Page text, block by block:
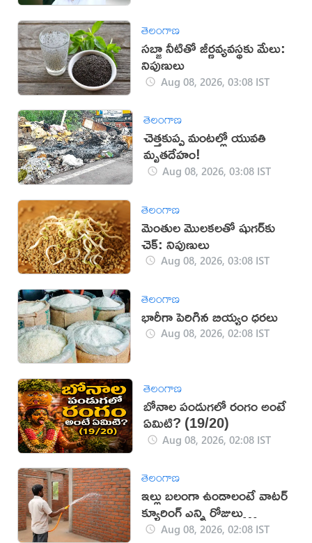
తెలంగాణ
సబ్జా నీటితో జీర్ణవ్యవస్థకు మేలు:
నిపుణులు
Aug 08, 2026, 03:08 IST
తెలంగాణ
చెత్తకుప్ప మంటల్లో యువతి
మృతదేహం!
Aug 08, 2026, 03:08 IST
తెలంగాణ
మెంతుల మొలకలతో షుగర్‌కు
చెక్: నిపుణులు
Aug 08, 2026, 03:08 IST
తెలంగాణ
భారీగా పెరిగిన బియ్యం ధరలు
Aug 08, 2026, 02:08 IST
తెలంగాణ
బోనాల పండుగలో రంగం అంటే
ఏమిటి? (19/20)
Aug 08, 2026, 02:08 IST
తెలంగాణ
ఇల్లు బలంగా ఉండాలంటే వాటర్
క్యూరింగ్ ఎన్ని రోజులు
చేయాలి?
Aug 08, 2026, 02:08 IST